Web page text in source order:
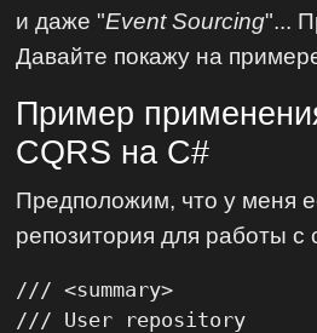
и даже "Event Sourcing"...
Давайте покажу на
Пример
CQRS на C#
Предположим, что у меня
репозитория для работы с
/// <summary>
/// User repository